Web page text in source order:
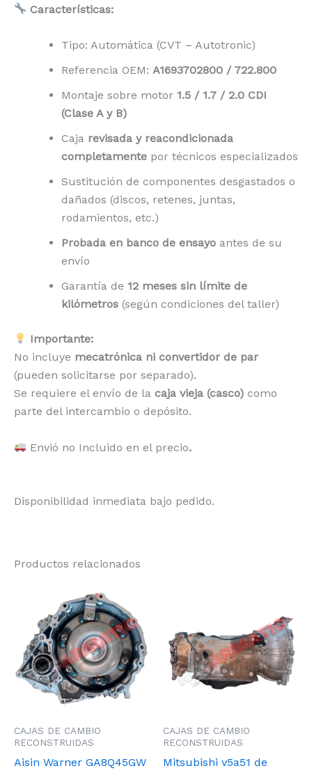
Características:
Tipo: Automática (CVT – Autotronic)
Referencia OEM: A1693702800 / 722.800
Montaje sobre motor 1.5 / 1.7 / 2.0 CDI
(Clase A y B)
Caja revisada y reacondicionada
completamente por técnicos especializados
Sustitución de componentes desgastados o
dañados (discos, retenes, juntas,
rodamientos, etc.)
Probada en banco de ensayo antes de su
envío
Garantía de 12 meses sin límite de
kilómetros (según condiciones del taller)
Importante:
No incluye mecatrónica ni convertidor de par
(pueden solicitarse por separado).
Se requiere el envío de la caja vieja (casco) como
parte del intercambio o depósito.
Envió no Incluido en el precio.
Disponibilidad inmediata bajo pedido.
Productos relacionados
CAJAS DE CAMBIO
RECONSTRUIDAS
Aisin Warner GA8Q45GW
CAJAS DE CAMBIO
RECONSTRUIDAS
Mitsubishi v5a51 de